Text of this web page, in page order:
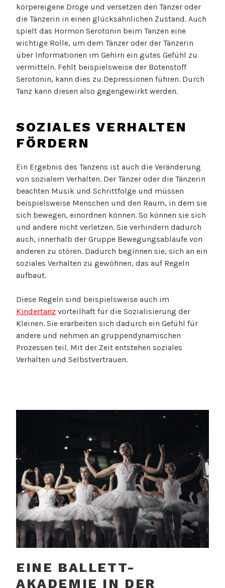
körpereigene Droge und versetzen den Tänzer oder
die Tänzerin in einen glücksähnlichen Zustand. Auch
spielt das Hormon Serotonin beim Tanzen eine
wichtige Rolle, um dem Tänzer oder der Tänzerin
über Informationen im Gehirn ein gutes Gefühl zu
vermitteln. Fehlt beispielsweise der Botenstoff
Serotonin, kann dies zu Depressionen führen. Durch
Tanz kann diesen also gegengewirkt werden.
SOZIALES VERHALTEN
FÖRDERN
Ein Ergebnis des Tanzens ist auch die Veränderung
von sozialem Verhalten. Der Tänzer oder die Tänzerin
beachten Musik und Schrittfolge und müssen
beispielsweise Menschen und den Raum, in dem sie
sich bewegen, einordnen können. So können sie sich
und andere nicht verletzen. Sie verhindern dadurch
auch, innerhalb der Gruppe Bewegungsabläufe von
anderen zu stören. Dadurch beginnen sie, sich an ein
soziales Verhalten zu gewöhnen, das auf Regeln
aufbaut.
Diese Regeln sind beispielsweise auch im
Kindertanz vorteilhaft für die Sozialisierung der
Kleinen. Sie erarbeiten sich dadurch ein Gefühl für
andere und nehmen an gruppendynamischen
Prozessen teil. Mit der Zeit entstehen soziales
Verhalten und Selbstvertrauen.
EINE BALLETT-
AKADEMIE IN DER